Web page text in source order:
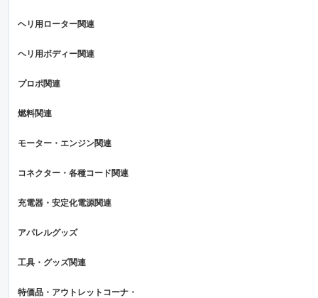
ヘリ用ローター関連
ヘリ用ボディー関連
プロポ関連
燃料関連
モーター・エンジン関連
コネクター・各種コード関連
充電器・安定化電源関連
アパレルグッズ
工具・グッズ関連
特価品・アウトレットコーナ・